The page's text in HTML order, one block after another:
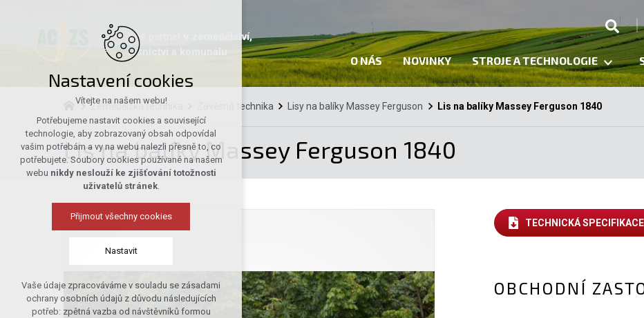
Váš partner
v zemědělství,
lesnictví a komunálu
O NÁS NOVINKY STROJE A TECHNOLOGIE
Zemědělská technika Závěsná technika Lisy na balíky Massey Ferguson Lis na balíky Massey Ferguson 1840
Lis na balíky Massey Ferguson 1840
TECHNICKÁ SPECIFIKACE
OBCHODNÍ
Nastavení cookies
Vítejte na našem webu!
Potřebujeme nastavit cookies a související
technologie, aby zobrazovaný obsah odpovídal
vašim potřebám a vy na webu nalezli přesně to, co
potřebujete. Soubory cookies používané na našem
webu nikdy neslouží ke zjišťování totožnosti
uživatelů stránek.
Přijmout všechny cookies
Nastavit
Technická cookies
nutná pro provozování webu
Vaše údaje zpracováváme v souladu se zásadami
ochrany osobních údajů z důvodu následujících
potřeb: zpětná vazba od návštěvníků formou